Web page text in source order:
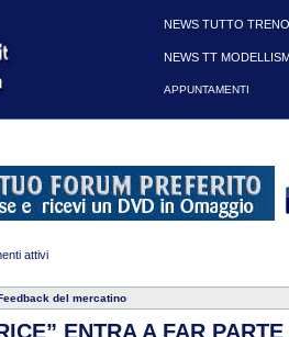
attivi
del mercatino
ENTRA A FAR
NEWS TUTTO
NEWS TT
APPUNTAMENTI